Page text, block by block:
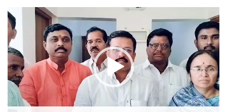
Video
Player